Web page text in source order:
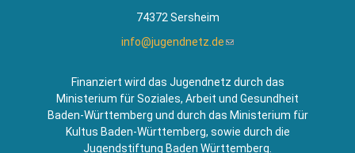
74372 Sersheim
info@jugendnetz.de(Link
Mail)
Finanziert wird das Jugendnetz durch das
Ministerium für Soziales, Arbeit und Gesundheit
Baden-Württemberg und durch das Ministerium für
Kultus Baden-Württemberg, sowie durch die
Jugendstiftung Baden Württemberg.